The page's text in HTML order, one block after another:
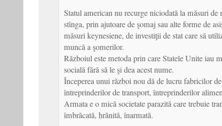
Statul american nu recurge niciodată la măsuri de
stînga, prin ajutoare de şomaj sau alte forme de
măsuri keynesiene, de investiţii de stat care să
muncă a şomerilor.
Războiul este metoda prin care Statele Unite iau
socială fără să le şi dea acest nume.
Începerea unui război nou dă de lucru fabricilor
întreprinderilor de transport, întreprinderilor
Armata e o mică societate parazită care trebuie
îmbrăcată, hrănită, înarmată.